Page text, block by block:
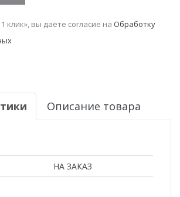
клик», вы даёте согласие на Обработку
Описание товара
НА ЗАКАЗ